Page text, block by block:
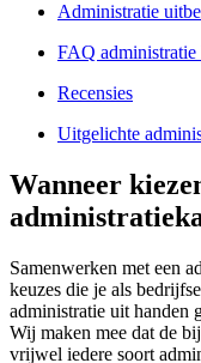
Administratie
FAQ administratie
Recensies
Uitgelichte
Wanneer
Samenwerken met een
keuzes die je als
administratie uit handen
Wij maken mee dat de
vrijwel iedere soort